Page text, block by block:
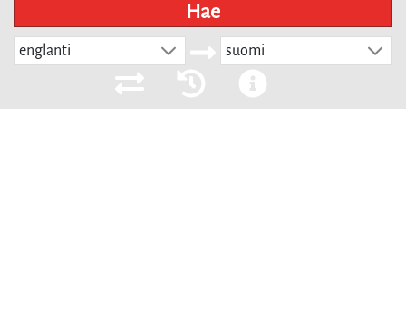
Hae
englanti suomi